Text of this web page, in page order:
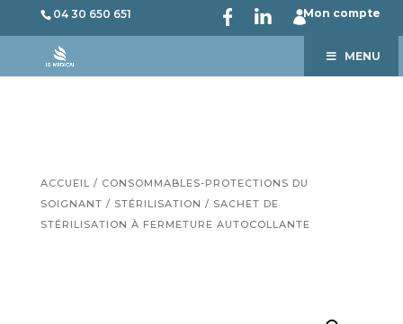
04 30 650 651 Mon compte
MENU
ACCUEIL / CONSOMMABLES-PROTECTIONS DU
SOIGNANT / STÉRILISATION / SACHET DE
STÉRILISATION À FERMETURE AUTOCOLLANTE